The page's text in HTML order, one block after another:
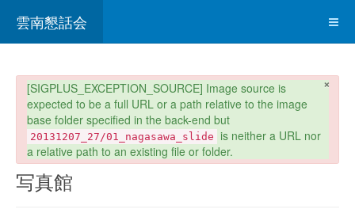
雲南懇話会
×
danger
[SIGPLUS_EXCEPTION_SOURCE] Image source is
expected to be a full URL or a path relative to the image
base folder specified in the back-end but
20131207_27/01_nagasawa_slide is neither a URL nor
a relative path to an existing file or folder.
写真館